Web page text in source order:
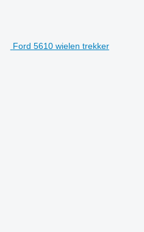
Ford 5610 wielen trekker